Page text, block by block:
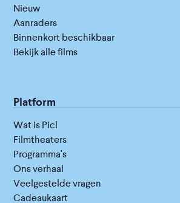
Nieuw
Aanraders
Binnenkort beschikbaar
Bekijk alle films
Platform
Wat is Picl
Filmtheaters
Programma's
Ons verhaal
Veelgestelde vragen
Cadeaukaart